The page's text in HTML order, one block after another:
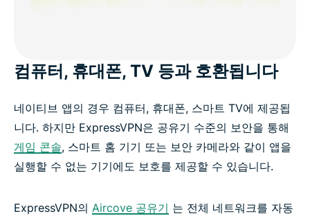
컴퓨터, 휴대폰, TV 등과 호환됩니다
네이티브 앱의 경우 컴퓨터, 휴대폰, 스마트 TV에 제공됩
니다. 하지만 ExpressVPN은 공유기 수준의 보안을 통해
게임 콘솔, 스마트 홈 기기 또는 보안 카메라와 같이 앱을
실행할 수 없는 기기에도 보호를 제공할 수 있습니다.
ExpressVPN의 Aircove 공유기 는 전체 네트워크를 자동